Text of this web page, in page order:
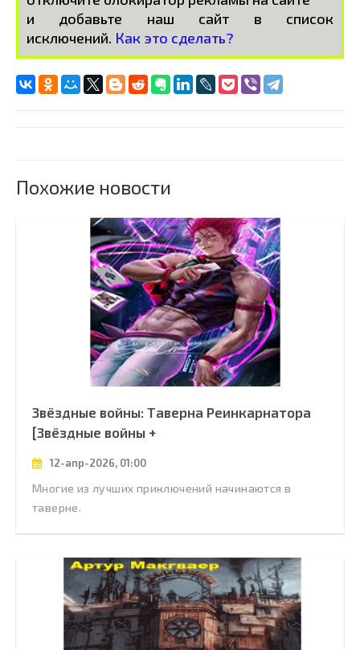
и добавьте наш сайт в список
исключений. Как это сделать?
Похожие новости
Звёздные войны: Таверна Реинкарнатора
[Звёздные войны +
12-апр-2026, 01:00
Многие из лучших приключений начинаются в
таверне.